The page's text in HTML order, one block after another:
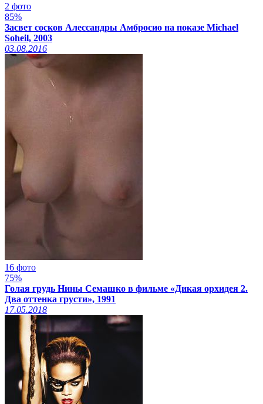
2 фото
85%
Засвет сосков Алессандры Амбросио на показе Michael
Soheil, 2003
03.08.2016
16 фото
75%
Голая грудь Нины Семашко в фильме «Дикая орхидея 2.
Два оттенка грусти», 1991
17.05.2018